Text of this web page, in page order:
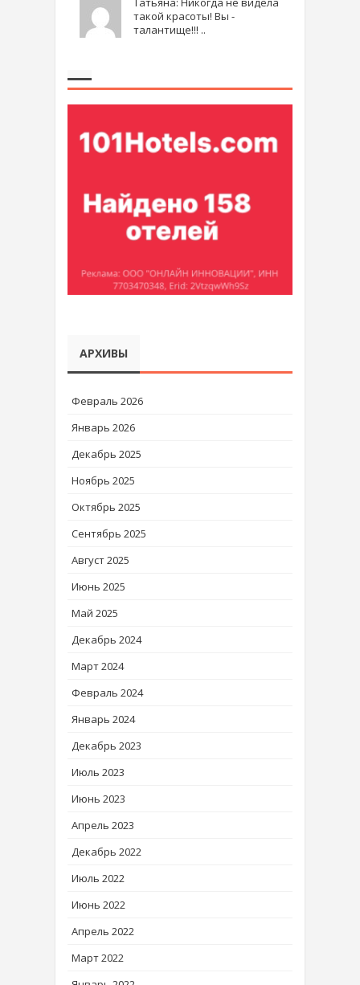
такой красоты! Вы -
талантище!!! ..
АРХИВЫ
Февраль 2026
Январь 2026
Декабрь 2025
Ноябрь 2025
Октябрь 2025
Сентябрь 2025
Август 2025
Июнь 2025
Май 2025
Декабрь 2024
Март 2024
Февраль 2024
Январь 2024
Декабрь 2023
Июль 2023
Июнь 2023
Апрель 2023
Декабрь 2022
Июль 2022
Июнь 2022
Апрель 2022
Март 2022